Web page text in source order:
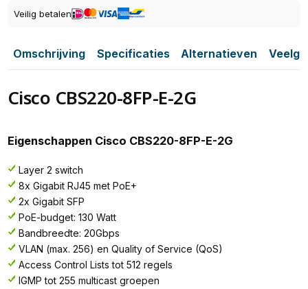
Veilig betalen
Omschrijving Specificaties Alternatieven
Cisco CBS220-8FP-E-2G
Eigenschappen Cisco CBS220-8FP-E-2G
Layer 2 switch
8x Gigabit RJ45 met PoE+
2x Gigabit SFP
PoE-budget: 130 Watt
Bandbreedte: 20Gbps
VLAN (max. 256) en Quality of Service (QoS)
Access Control Lists tot 512 regels
IGMP tot 255 multicast groepen